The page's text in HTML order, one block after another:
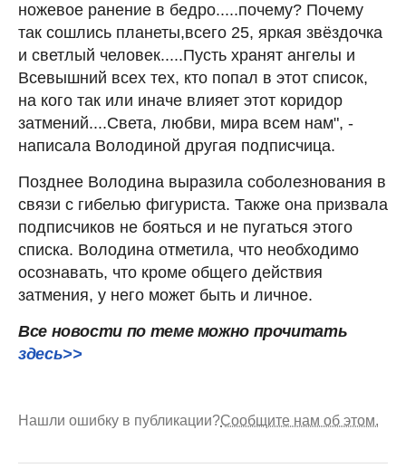
ножевое ранение в бедро.....почему? Почему
так сошлись планеты,всего 25, яркая звёздочка
и светлый человек.....Пусть хранят ангелы и
Всевышний всех тех, кто попал в этот список,
на кого так или иначе влияет этот коридор
затмений....Света, любви, мира всем нам", -
написала Володиной другая подписчица.
Позднее Володина выразила соболезнования в
связи с гибелью фигуриста. Также она призвала
подписчиков не бояться и не пугаться этого
списка. Володина отметила, что необходимо
осознавать, что кроме общего действия
затмения, у него может быть и личное.
Все новости по теме можно прочитать
здесь>>
Нашли ошибку в публикации?Сообщите нам об этом.